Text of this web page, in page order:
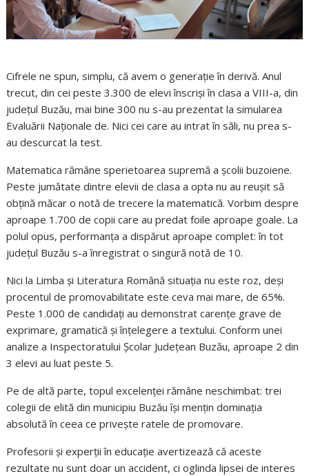
Cifrele ne spun, simplu, că avem o generație în derivă. Anul
trecut, din cei peste 3.300 de elevi înscriși în clasa a VIII-a, din
județul Buzău, mai bine 300 nu s-au prezentat la simularea
Evaluării Naționale de. Nici cei care au intrat în săli, nu prea s-
au descurcat la test.
Matematica rămâne sperietoarea supremă a școlii buzoiene.
Peste jumătate dintre elevii de clasa a opta nu au reușit să
obțină măcar o notă de trecere la matematică. Vorbim despre
aproape 1.700 de copii care au predat foile aproape goale. La
polul opus, performanța a dispărut aproape complet: în tot
județul Buzău s-a înregistrat o singură notă de 10.
Nici la Limba și Literatura Română situația nu este roz, deși
procentul de promovabilitate este ceva mai mare, de 65%.
Peste 1.000 de candidați au demonstrat carențe grave de
exprimare, gramatică și înțelegere a textului. Conform unei
analize a Inspectoratului Școlar Județean Buzău, aproape 2 din
3 elevi au luat peste 5.
Pe de altă parte, topul excelenței rămâne neschimbat: trei
colegii de elită din municipiu Buzău își mențin dominația
absolută în ceea ce privește ratele de promovare.
Profesorii și experții în educație avertizează că aceste
rezultate nu sunt doar un accident, ci oglinda lipsei de interes